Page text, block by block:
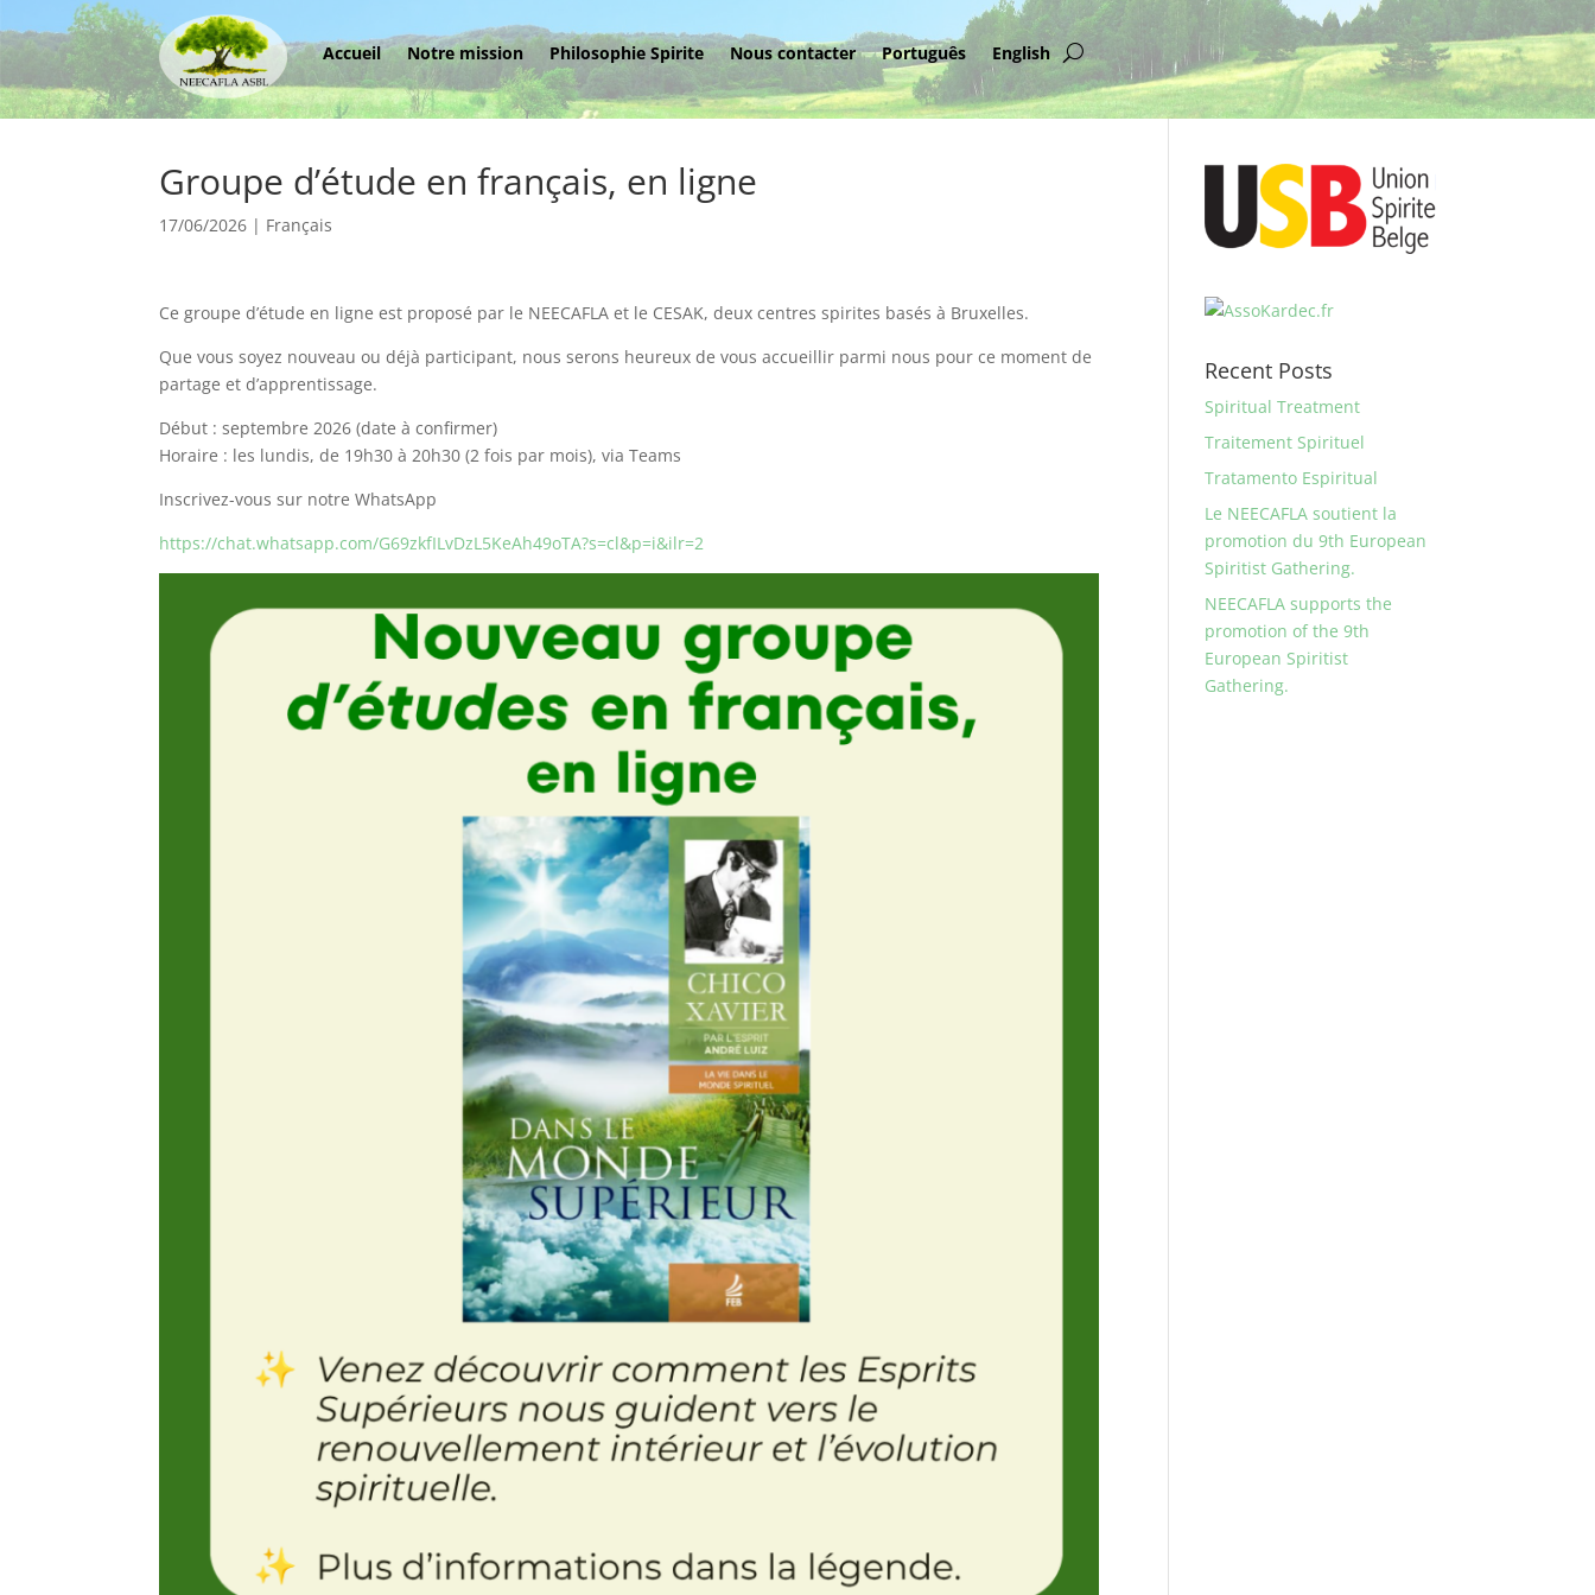
Accueil Notre mission Philosophie Spirite Nous contacter Português English
Groupe d’étude en français, en ligne
17/06/2026 | Français
Ce groupe d’étude en ligne est proposé par le NEECAFLA et le CESAK, deux centres spirites basés à Bruxelles.
Que vous soyez nouveau ou déjà participant, nous serons heureux de vous accueillir parmi nous pour ce moment de
partage et d’apprentissage.
Début : septembre 2026 (date à confirmer)
Horaire : les lundis, de 19h30 à 20h30 (2 fois par mois), via Teams
Inscrivez-vous sur notre WhatsApp
https://chat.whatsapp.com/G69zkfILvDzL5KeAh49oTA?s=cl&p=i&ilr=2
Recent Posts
Spiritual Treatment
Traitement Spirituel
Tratamento Espiritual
Le NEECAFLA soutient la
promotion du 9th European
Spiritist Gathering.
NEECAFLA supports the
promotion of the 9th
European Spiritist
Gathering.